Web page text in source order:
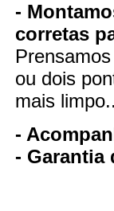
-
corretas
ou dois
mais limpo..
-
- Garantia